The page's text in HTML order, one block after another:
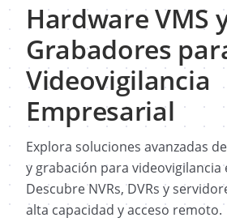
Hardware VMS
Grabadores
Videovigilancia
Empresarial
Explora soluciones avanzadas
y grabación para videovigilancia
Descubre NVRs, DVRs y
alta capacidad y acceso remoto.